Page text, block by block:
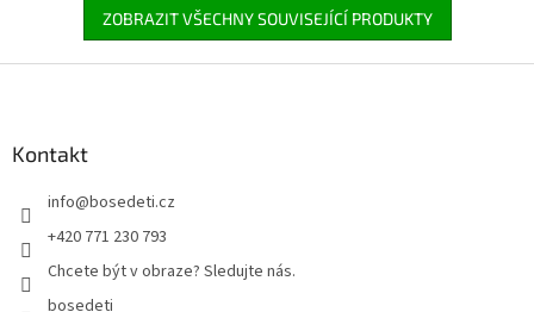
ZOBRAZIT VŠECHNY SOUVISEJÍCÍ PRODUKTY
Kontakt
info@bosedeti.cz
+420 771 230 793
Chcete být v obraze? Sledujte nás.
bosedeti